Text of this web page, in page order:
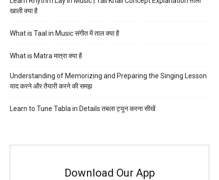
खाली क्या है
What is Taal in Music संगीत में ताल क्या है
What is Matra मात्रा क्या है
Understanding of Memorizing and Preparing the Singing Lesson
याद करने और तैयारी करने की समझ
Learn to Tune Tabla in Details तबला ट्यून करना सीखें
Download Our App